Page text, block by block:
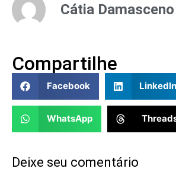
Cátia Damasceno
Compartilhe
Facebook LinkedIn
WhatsApp
Deixe seu comentário